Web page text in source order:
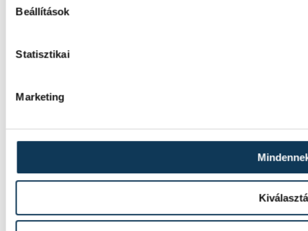
Beállítások
Statisztikai
Marketing